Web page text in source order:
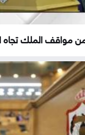
مواقف الملك